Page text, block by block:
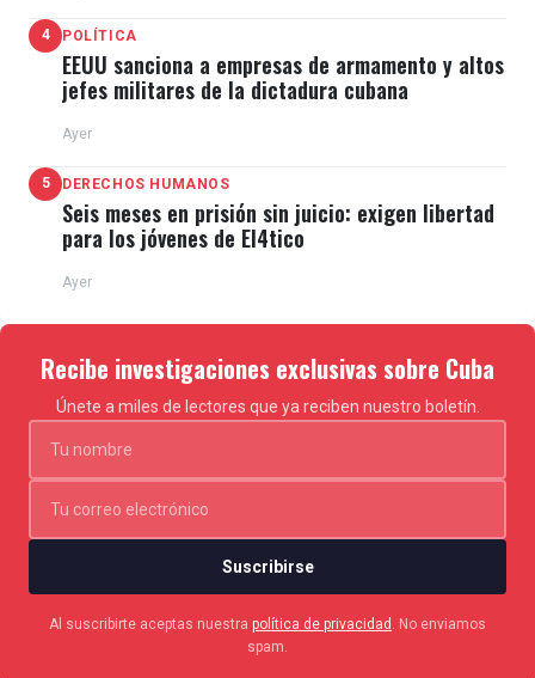
4 POLÍTICA
EEUU sanciona a empresas de armamento y altos
jefes militares de la dictadura cubana
Ayer
5 DERECHOS HUMANOS
Seis meses en prisión sin juicio: exigen libertad
para los jóvenes de El4tico
Ayer
Recibe investigaciones exclusivas sobre Cuba
Únete a miles de lectores que ya reciben nuestro boletín.
Suscribirse
Al suscribirte aceptas nuestra política de privacidad
. No enviamos
spam.